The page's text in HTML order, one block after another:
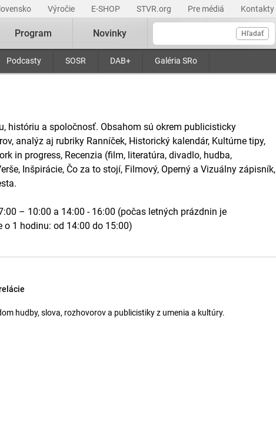
Výročie E-SHOP STVR.org Pre médiá Kontakty
Hľadať
Podcasty SOSR DAB+ Galéria SRo
Program Novinky
históriu a spoločnosť. Obsahom sú okrem publicisticky
analýz aj rubriky Ranníček, Historický kalendár, Kultúrne tipy,
in progress, Recenzia (film, literatúra, divadlo, hudba,
Inšpirácie, Čo za to stojí, Filmový, Operný a Vizuálny zápisník,
– 10:00 a 14:00 - 16:00 (počas letných prázdnin je
1 hodinu: od 14:00 do 15:00)
hudby, slova, rozhovorov a publicistiky z umenia a kultúry.